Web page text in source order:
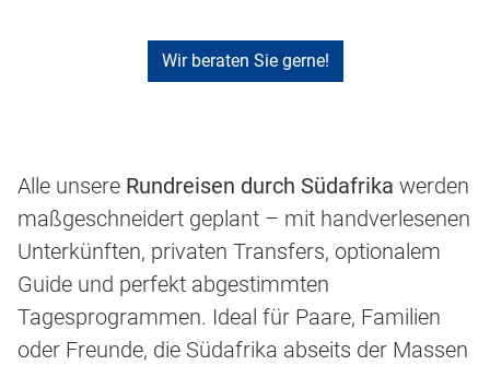
Wir beraten Sie gerne!
Alle unsere Rundreisen durch Südafrika werden
maßgeschneidert geplant – mit handverlesenen
Unterkünften, privaten Transfers, optionalem
Guide und perfekt abgestimmten
Tagesprogrammen. Ideal für Paare, Familien
oder Freunde, die Südafrika abseits der Massen